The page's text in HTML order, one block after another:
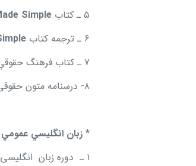
۵ ـ كتاب
Simple
۶ ـ ترجمه كتاب
۷ ـ كتاب فرهنگ حقوقي «مجد» / دكتر محمدتقي رفيعي / مجد
۸- درسنامه متون حقوقی – حقیقت – مجد
* زبان انگليسي عمومي
۱ ـ دوره زبان انگلیسی عمومی ۱و۲/ نیک نسب / مجد